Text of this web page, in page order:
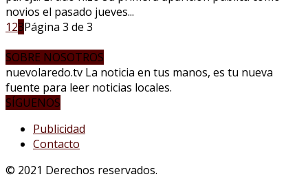
novios el pasado jueves...
123Página 3 de 3
SOBRE NOSOTROS
nuevolaredo.tv La noticia en tus manos, es tu nueva
fuente para leer noticias locales.
SÍGUENOS
Publicidad
Contacto
© 2021 Derechos reservados.